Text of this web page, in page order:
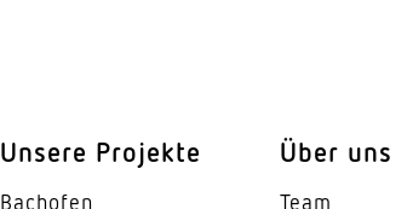
Unsere Projekte
Bachofen
Über uns
Team